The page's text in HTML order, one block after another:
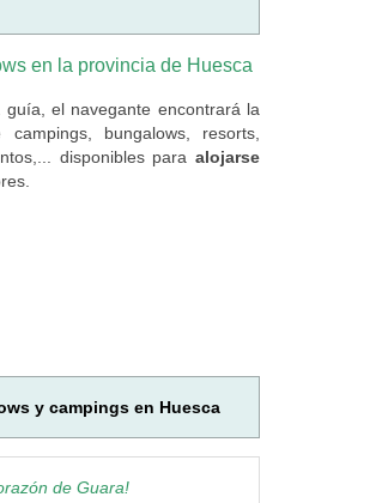
en la provincia de Huesca
el navegante encontrará la
bungalows, resorts,
disponibles para alojarse
y campings en Huesca
de Guara!